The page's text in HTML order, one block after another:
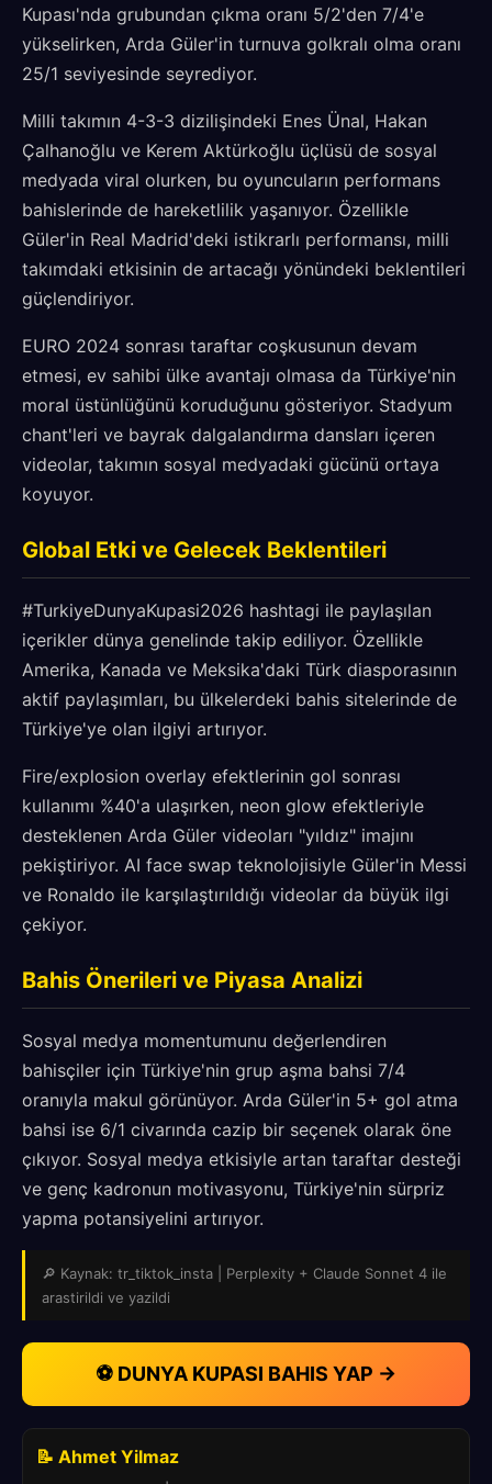
Kupası'nda grubundan çıkma oranı 5/2'den 7/4'e
yükselirken, Arda Güler'in turnuva golkralı olma oranı
25/1 seviyesinde seyrediyor.
Milli takımın 4-3-3 dizilişindeki Enes Ünal, Hakan
Çalhanoğlu ve Kerem Aktürkoğlu üçlüsü de sosyal
medyada viral olurken, bu oyuncuların performans
bahislerinde de hareketlilik yaşanıyor. Özellikle
Güler'in Real Madrid'deki istikrarlı performansı, milli
takımdaki etkisinin de artacağı yönündeki beklentileri
güçlendiriyor.
EURO 2024 sonrası taraftar coşkusunun devam
etmesi, ev sahibi ülke avantajı olmasa da Türkiye'nin
moral üstünlüğünü koruduğunu gösteriyor. Stadyum
chant'leri ve bayrak dalgalandırma dansları içeren
videolar, takımın sosyal medyadaki gücünü ortaya
koyuyor.
Global Etki ve Gelecek Beklentileri
#TurkiyeDunyaKupasi2026 hashtagi ile paylaşılan
içerikler dünya genelinde takip ediliyor. Özellikle
Amerika, Kanada ve Meksika'daki Türk diasporasının
aktif paylaşımları, bu ülkelerdeki bahis sitelerinde de
Türkiye'ye olan ilgiyi artırıyor.
Fire/explosion overlay efektlerinin gol sonrası
kullanımı %40'a ulaşırken, neon glow efektleriyle
desteklenen Arda Güler videoları "yıldız" imajını
pekiştiriyor. AI face swap teknolojisiyle Güler'in Messi
ve Ronaldo ile karşılaştırıldığı videolar da büyük ilgi
çekiyor.
Bahis Önerileri ve Piyasa Analizi
Sosyal medya momentumunu değerlendiren
bahisçiler için Türkiye'nin grup aşma bahsi 7/4
oranıyla makul görünüyor. Arda Güler'in 5+ gol atma
bahsi ise 6/1 civarında cazip bir seçenek olarak öne
çıkıyor. Sosyal medya etkisiyle artan taraftar desteği
ve genç kadronun motivasyonu, Türkiye'nin sürpriz
yapma potansiyelini artırıyor.
🔎 Kaynak: tr_tiktok_insta | Perplexity + Claude Sonnet 4 ile
arastirildi ve yazildi
⚽ DUNYA KUPASI BAHIS YAP →
📝 Ahmet Yilmaz